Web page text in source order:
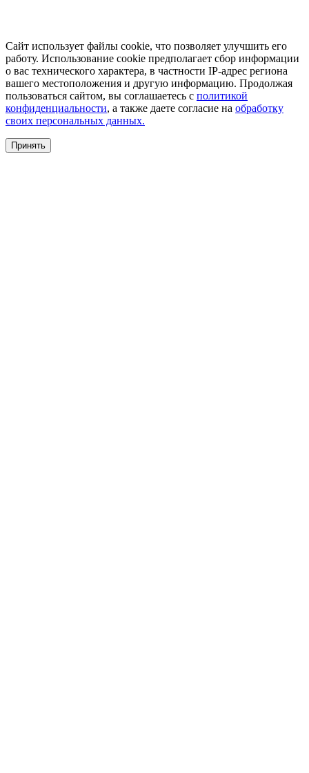
Сайт использует файлы cookie, что позволяет улучшить его
работу. Использование cookie предполагает сбор информации
о вас технического характера, в частности IP-адрес региона
вашего местоположения и другую информацию. Продолжая
пользоваться сайтом, вы соглашаетесь с политикой
конфиденциальности, а также даете согласие на обработку
своих персональных данных.
Принять